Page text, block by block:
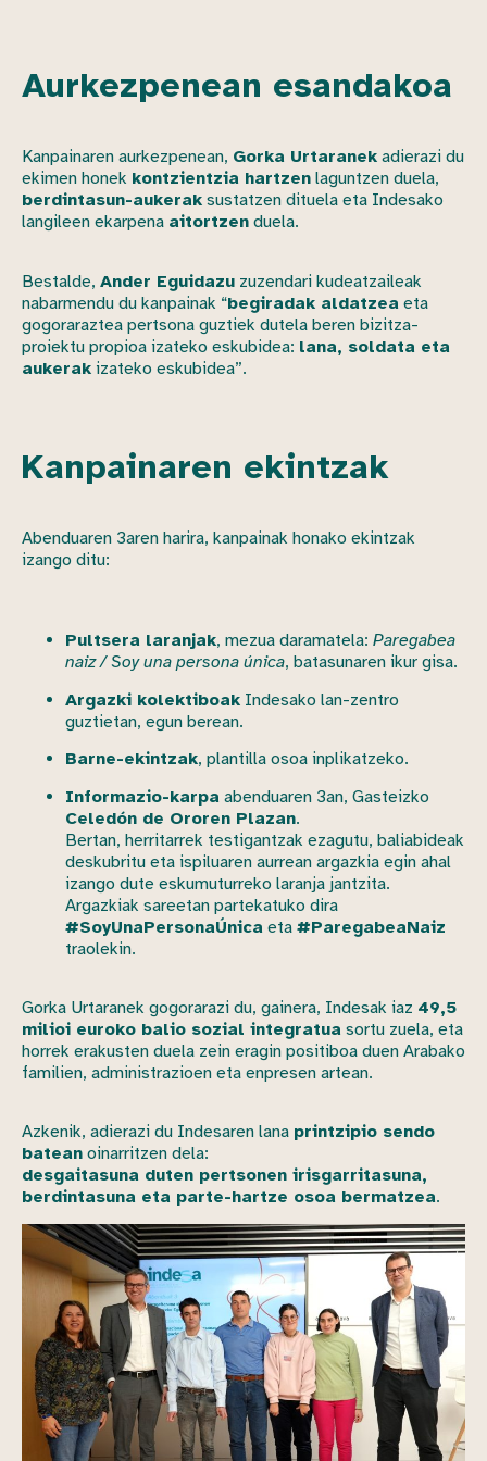
Aurkezpenean esandakoa
Kanpainaren aurkezpenean, Gorka Urtaranek adierazi du
ekimen honek kontzientzia hartzen laguntzen duela,
berdintasun-aukerak sustatzen dituela eta Indesako
langileen ekarpena aitortzen duela.
Bestalde, Ander Eguidazu zuzendari kudeatzaileak
nabarmendu du kanpainak “begiradak aldatzea eta
gogoraraztea pertsona guztiek dutela beren bizitza-
proiektu propioa izateko eskubidea: lana, soldata eta
aukerak izateko eskubidea”.
Kanpainaren ekintzak
Abenduaren 3aren harira, kanpainak honako ekintzak
izango ditu:
Pultsera laranjak, mezua daramatela: Paregabea
naiz / Soy una persona única, batasunaren ikur gisa.
Argazki kolektiboak Indesako lan-zentro
guztietan, egun berean.
Barne-ekintzak, plantilla osoa inplikatzeko.
Informazio-karpa abenduaren 3an, Gasteizko
Celedón de Ororen Plazan.
Bertan, herritarrek testigantzak ezagutu, baliabideak
deskubritu eta ispiluaren aurrean argazkia egin ahal
izango dute eskumuturreko laranja jantzita.
Argazkiak sareetan partekatuko dira
#SoyUnaPersonaÚnica eta #ParegabeaNaiz
traolekin.
Gorka Urtaranek gogorarazi du, gainera, Indesak iaz 49,5
milioi euroko balio sozial integratua sortu zuela, eta
horrek erakusten duela zein eragin positiboa duen Arabako
familien, administrazioen eta enpresen artean.
Azkenik, adierazi du Indesaren lana printzipio sendo
batean oinarritzen dela:
desgaitasuna duten pertsonen irisgarritasuna,
berdintasuna eta parte-hartze osoa bermatzea.